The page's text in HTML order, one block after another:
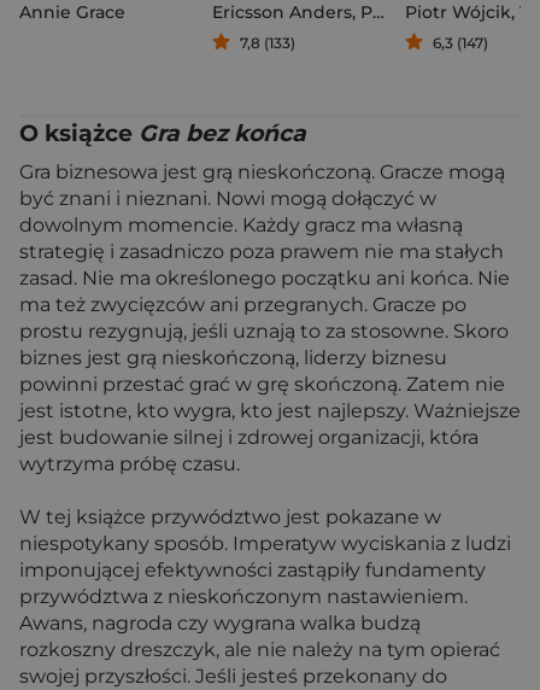
Annie Grace
Ericsson Anders, Pool Robert
7,8 (133)
Piotr Wójcik,
6,3 (147)
O książce Gra bez końca
Gra biznesowa jest grą nieskończoną. Gracze mogą
być znani i nieznani. Nowi mogą dołączyć w
dowolnym momencie. Każdy gracz ma własną
strategię i zasadniczo poza prawem nie ma stałych
zasad. Nie ma określonego początku ani końca. Nie
ma też zwycięzców ani przegranych. Gracze po
prostu rezygnują, jeśli uznają to za stosowne. Skoro
biznes jest grą nieskończoną, liderzy biznesu
powinni przestać grać w grę skończoną. Zatem nie
jest istotne, kto wygra, kto jest najlepszy. Ważniejsze
jest budowanie silnej i zdrowej organizacji, która
wytrzyma próbę czasu.
W tej książce przywództwo jest pokazane w
niespotykany sposób. Imperatyw wyciskania z ludzi
imponującej efektywności zastąpiły fundamenty
przywództwa z nieskończonym nastawieniem.
Awans, nagroda czy wygrana walka budzą
rozkoszny dreszczyk, ale nie należy na tym opierać
swojej przyszłości. Jeśli jesteś przekonany do